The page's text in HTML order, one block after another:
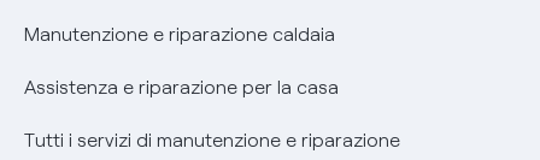
Informativa RAEE
Manutenzione e riparazione caldaia
Assistenza e riparazione per la casa
Tutti i servizi di manutenzione e riparazione